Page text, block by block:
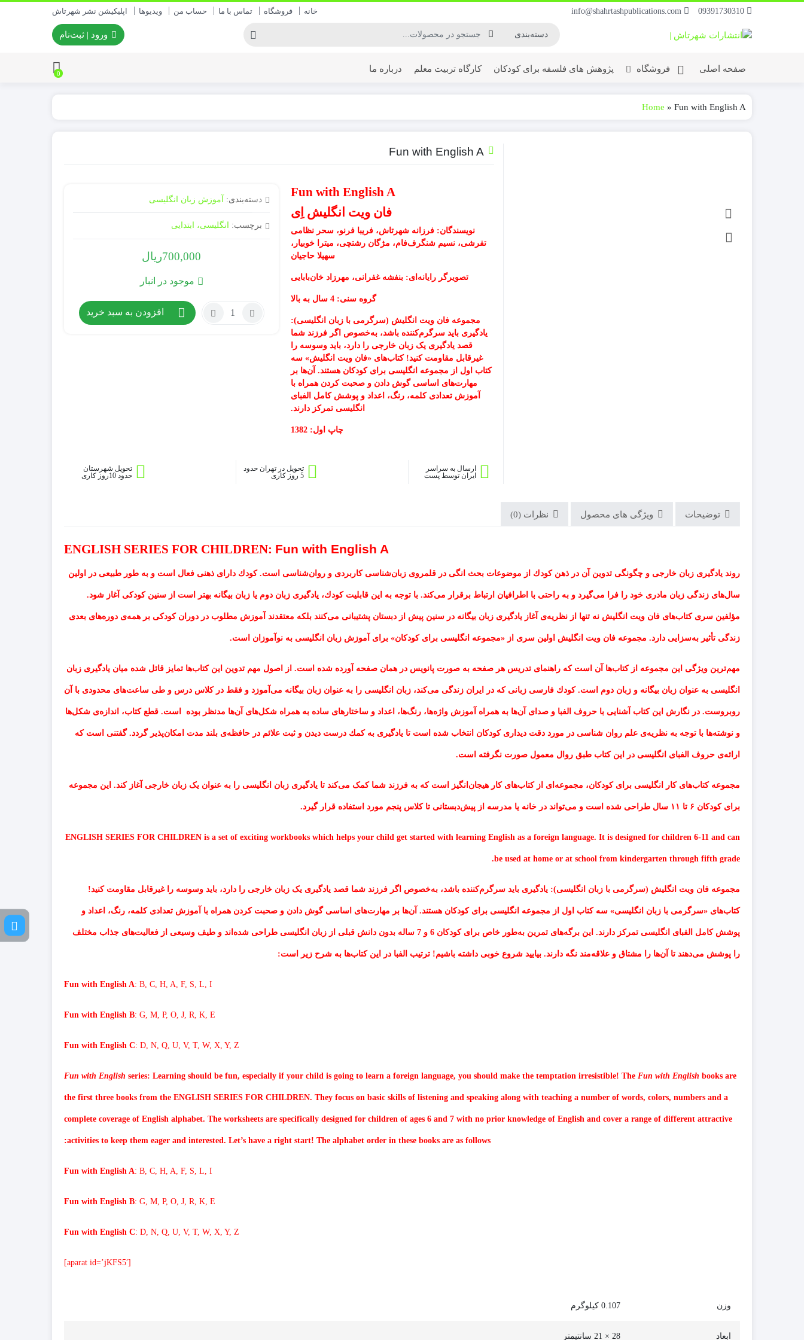
خانه فروشگاه تماس با ما حساب من ویدیوها اپلیکیشن نشر شهرتاش
ورود | ثبت‌نام
صفحه اصلی فروشگاه پژوهش های فلسفه برای کودکان کارگاه تربیت معلم درباره ما 0
Home » Fun with English A
Fun with English A
Fun with English A
فان ویت انگلیش اِی
نویسندگان: فرزانه شهرتاش، فریبا فرنو، سحر نظامی
تفرشی، نسیم شنگرففام، مژگان رشتچی، میترا خوبیار،
سهیلا حاجیان
تصویرگر رایانه ای: بنفشه غفرانی، مهرزاد خانبابایی
گروه سنی: 4 سال به بالا
مجموعه فان ویت انگلیش (سرگرمی با زبان انگلیسی):
یادگیری باید سرگرم‌کننده باشد، به‌خصوص اگر فرزند شما
قصد یادگیری یک زبان خارجی را دارد، باید وسوسه را
غیرقابل مقاومت کنید! کتاب‌های «فان ویت انگلیش» سه
کتاب اول از مجموعه انگلیسی برای کودکان هستند. آن‌ها بر
مهارت‌های اساسی گوش دادن و صحبت کردن همراه با
آموزش تعدادی کلمه، رنگ، اعداد و پوشش کامل الفبای
انگلیسی تمرکز دارند.
چاپ اول: 1382
دسته‌بندی: آموزش زبان انگلیسی
برچسب: انگلیسی، ابتدایی
700,000ریال
موجود در انبار
تعداد:
افزودن به سبد خرید
ارسال به سراسر
ایران توسط پست
تحویل در تهران حدود
5 روز کاری
تحویل شهرستان
حدود 10روز کاری
توضیحات ویژگی های محصول نظرات (0)
ENGLISH SERIES FOR CHILDREN: Fun with English A
روند یادگیری زبان خارجی و چگونگی تدوین آن در ذهن كودك از موضوعات بحث انگی در قلمروی زبانشناسی كاربردی و روانشناسی است.كودك دارای ذهنی فعال است و به طور طبیعی در اولین
سالهای زندگی زبان مادری خود را فرا میگیرد و به راحتی با اطرافیان ارتباط برقرار میكند. با توجه به این قابلیت كودك، یادگیری زبان دوم یا زبان بیگانه بهتر است از سنین كودكی آغاز شود.
مؤلفین سری كتابهای فان ویت انگلیش نه تنها از نظریهی آغاز یادگیری زبان بیگانه در سنین پیش از دبستان پشتیبانی میكنند بلكه معتقدند آموزش مطلوب در دوران كودكی بر همهی دورههای بعدی
زندگی تأثیر بهسزایی دارد. مجموعه فان ویت انگلیش اولین سری از «مجموعه انگلیسی برای کودکان» برای آموزش زبان انگلیسی به نوآموزان است.
مهمترین ویژگی این مجموعه از كتابها آن است كه راهنمای تدریس هر صفحه به صورت پانویس در همان صفحه آورده شده است. از اصول مهم تدوین این كتابها تمایز قائل شده میان یادگیری زبان
انگلیسی به عنوان زبان بیگانه و زبان دوم است.كودك فارسی زبانی كه در ایران زندگی میكند، زبان انگلیسی را به عنوان زبان بیگانه می آموزد و فقط در كلاس درس و طی ساعتهای محدودی با آن
روبروست. در نگارش این كتاب آشنایی با حروف الفبا و صدای آنها به همراه آموزش واژهها، رنگها، اعداد و ساختارهای ساده به همراه شكلهای آنها مدنظر بوده است. قطع كتاب، اندازهی شكلها
و نوشتهها با توجه به نظریهی علم روان شناسی در مورد دقت دیداری كودكان انتخاب شده است تا یادگیری به كمك درست دیدن و ثبت علائم در حافظهی بلند مدت امكانپذیر گردد.گفتنی است كه
ارائهی حروف الفبای انگلیسی در این كتاب طبق روال معمول صورت نگرفته است.
مجموعه کتاب‌های کار انگلیسی برای کودکان، مجموعه‌ای از کتاب‌های کار هیجان‌انگیز است که به فرزند شما کمک می‌کند تا یادگیری زبان انگلیسی را به عنوان یک زبان خارجی آغاز کند. این مجموعه
برای کودکان ۶ تا ۱۱ سال طراحی شده است و می‌تواند در خانه یا مدرسه از پیش‌دبستانی تا کلاس پنجم مورد استفاده قرار گیرد.
ENGLISH SERIES FOR CHILDREN is a set of exciting workbooks which helps your child get started with learning English as a foreign language. It is designed for children 6-11 and can
be used at home or at school from kindergarten through fifth grade.
مجموعه فان ویت انگلیش (سرگرمی با زبان انگلیسی): یادگیری باید سرگرم‌کننده باشد، به‌خصوص اگر فرزند شما قصد یادگیری یک زبان خارجی را دارد، باید وسوسه را غیرقابل مقاومت کنید!
کتاب‌های «سرگرمی با زبان انگلیسی» سه کتاب اول از مجموعه انگلیسی برای کودکان هستند. آن‌ها بر مهارت‌های اساسی گوش دادن و صحبت کردن همراه با آموزش تعدادی کلمه، رنگ، اعداد و
پوشش کامل الفبای انگلیسی تمرکز دارند. این برگه‌های تمرین به‌طور خاص برای کودکان 6 و 7 ساله بدون دانش قبلی از زبان انگلیسی طراحی شده‌اند و طیف وسیعی از فعالیت‌های جذاب مختلف
را پوشش می‌دهند تا آن‌ها را مشتاق و علاقه‌مند نگه دارند. بیایید شروع خوبی داشته باشیم! ترتیب الفبا در این کتاب‌ها به شرح زیر است:
Fun with English A: B, C, H, A, F, S, L, I
Fun with English B: G, M, P, O, J, R, K, E
Fun with English C: D, N, Q, U, V, T, W, X, Y, Z
Fun with English series: Learning should be fun, especially if your child is going to learn a foreign language, you should make the temptation irresistible! The Fun with English books are
the first three books from the ENGLISH SERIES FOR CHILDREN. They focus on basic skills of listening and speaking along with teaching a number of words, colors, numbers and a
complete coverage of English alphabet. The worksheets are specifically designed for children of ages 6 and 7 with no prior knowledge of English and cover a range of different attractive
activities to keep them eager and interested. Let’s have a right start! The alphabet order in these books are as follows:
Fun with English A: B, C, H, A, F, S, L, I
Fun with English B: G, M, P, O, J, R, K, E
Fun with English C: D, N, Q, U, V, T, W, X, Y, Z
[aparat id=’jKFS5′]
وزن 0.107 کیلوگرم
ابعاد 28 × 21 سانتیمتر